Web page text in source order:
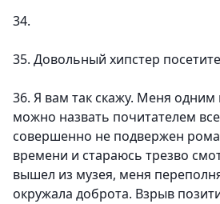
34.
35. Довольный хипстер
36. Я вам так скажу. Меня одним
можно назвать почитателем
совершенно не подвержен
времени и стараюсь трезво
вышел из музея, меня
окружала доброта. Взрыв